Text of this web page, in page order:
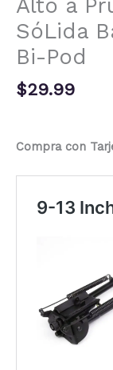
Alto a
SóLida
Bi-Pod
$29.99
Compra con